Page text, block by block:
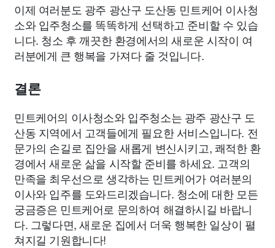
이제 여러분도 광주 광산구 도산동 민트케어 이사청
소와 입주청소를 똑똑하게 선택하고 준비할 수 있습
니다. 청소 후 깨끗한 환경에서의 새로운 시작이 여
러분에게 큰 행복을 가져다 줄 것입니다.
결론
민트케어의 이사청소와 입주청소는 광주 광산구 도
산동 지역에서 고객들에게 필요한 서비스입니다. 전
문가의 손길로 집안을 새롭게 변신시키고, 쾌적한 환
경에서 새로운 삶을 시작할 준비를 하세요. 고객의
만족을 최우선으로 생각하는 민트케어가 여러분의
이사와 입주를 도와드리겠습니다. 청소에 대한 모든
궁금증은 민트케어로 문의하여 해결하시길 바랍니
다. 그렇다면, 새로운 집에서 더욱 행복한 일상이 펼
쳐지길 기원합니다!